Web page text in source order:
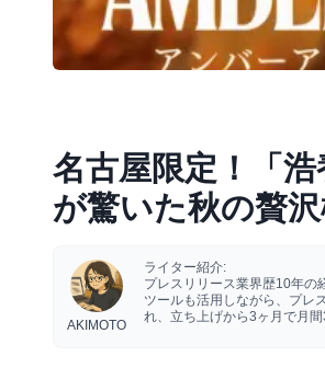
名古屋限定！「
が驚いた秋の贅
AKIMOTO
ライター紹介:
プレスリリース業界歴10年の
ツールも活用しながら、プレ
れ、立ち上げから3ヶ月で月間